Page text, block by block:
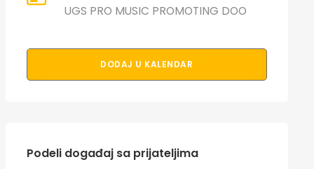
UGS PRO MUSIC PROMOTING DOO
DODAJ U KALENDAR
Podeli događaj sa prijateljima